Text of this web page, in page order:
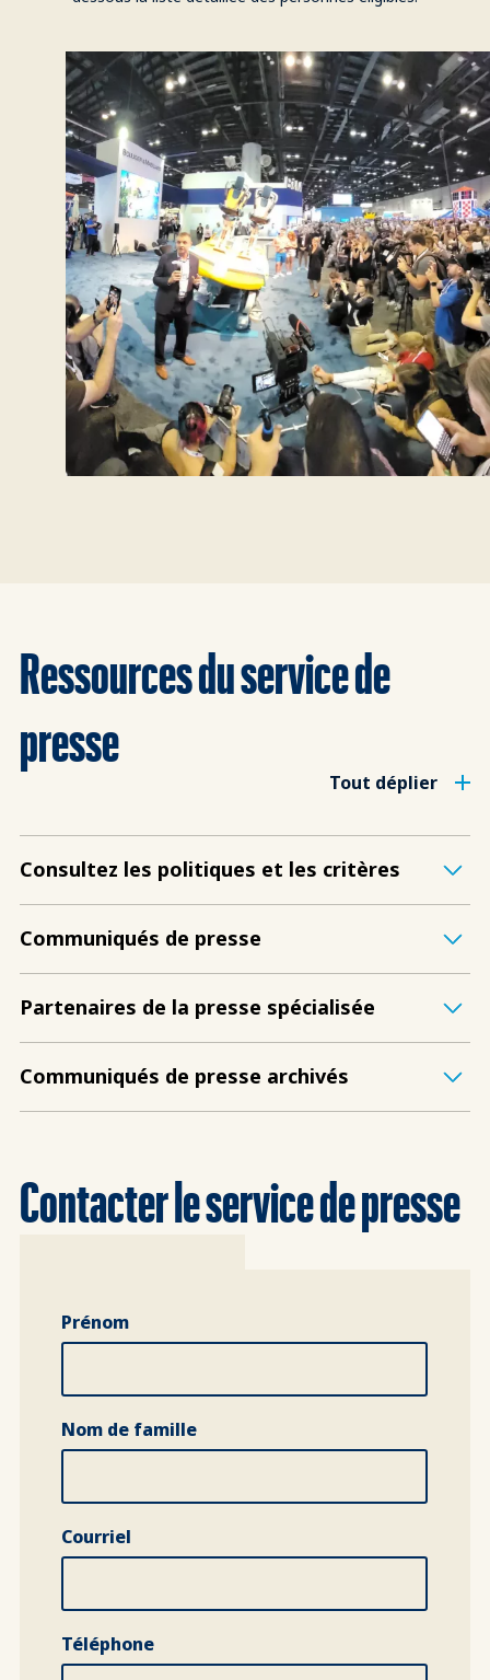
Ressources du service de
presse
Tout déplier
Consultez les politiques et les critères
Communiqués de presse
Partenaires de la presse spécialisée
Communiqués de presse archivés
Contacter le service de presse
Nom complet
Prénom
Nom de famille
Courriel
Téléphone